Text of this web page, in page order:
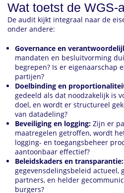
Wat toetst de WGS-
De audit kijkt integraal naar de
onder andere:
Governance en
mandaten en besluitvorming
begrepen? Is er eigenaarschap
partijen?
Doelbinding en
gedeeld als dat noodzakelijk is
doel, en wordt er structureel
van datadeling?
Beveiliging en logging: Zijn er
maatregelen getroffen, wordt
logging- en toegangsbeheer
aantoonbaar effectief?
Beleidskaders en transparantie:
gegevensdelingsbeleid actueel,
partners, en helder
burgers?